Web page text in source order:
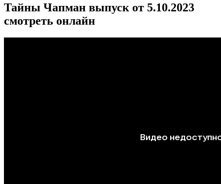
Тайны Чапман выпуск от 5.10.2023
смотреть онлайн